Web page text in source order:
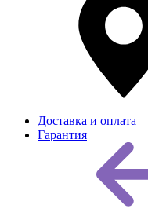
Доставка и оплата
Гарантия